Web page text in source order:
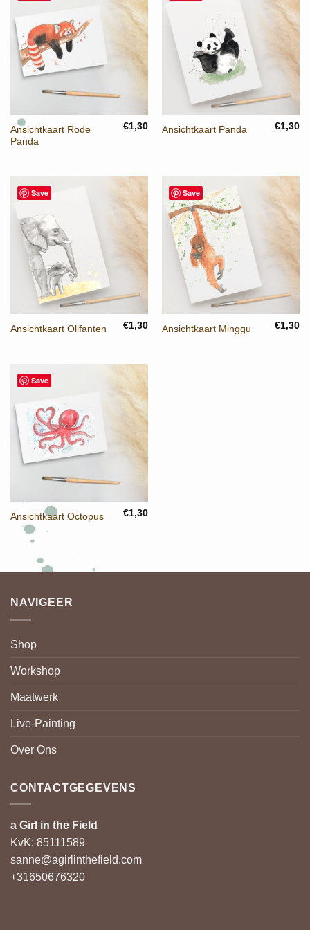
Ansichtkaart Rode
Panda
€1,30 Ansichtkaart Panda €1,30
Save
Ansichtkaart Olifanten €1,30
Save
Ansichtkaart Minggu €1,30
Save
Ansichtkaart Octopus €1,30
NAVIGEER
Shop
Workshop
Maatwerk
Live-Painting
Over Ons
CONTACTGEGEVENS
a Girl in the Field
KvK: 85111589
sanne@agirlinthefield.com
+31650676320